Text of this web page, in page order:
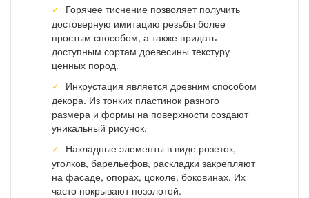
Горячее тиснение позволяет получить
достоверную имитацию резьбы более
простым способом, а также придать
доступным сортам древесины текстуру
ценных пород.
Инкрустация является древним способом
декора. Из тонких пластинок разного
размера и формы на поверхности создают
уникальный рисунок.
Накладные элементы в виде розеток,
уголков, барельефов, раскладки закрепляют
на фасаде, опорах, цоколе, боковинах. Их
часто покрывают позолотой.